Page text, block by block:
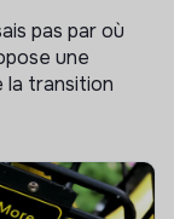
pas par où
une
la transition